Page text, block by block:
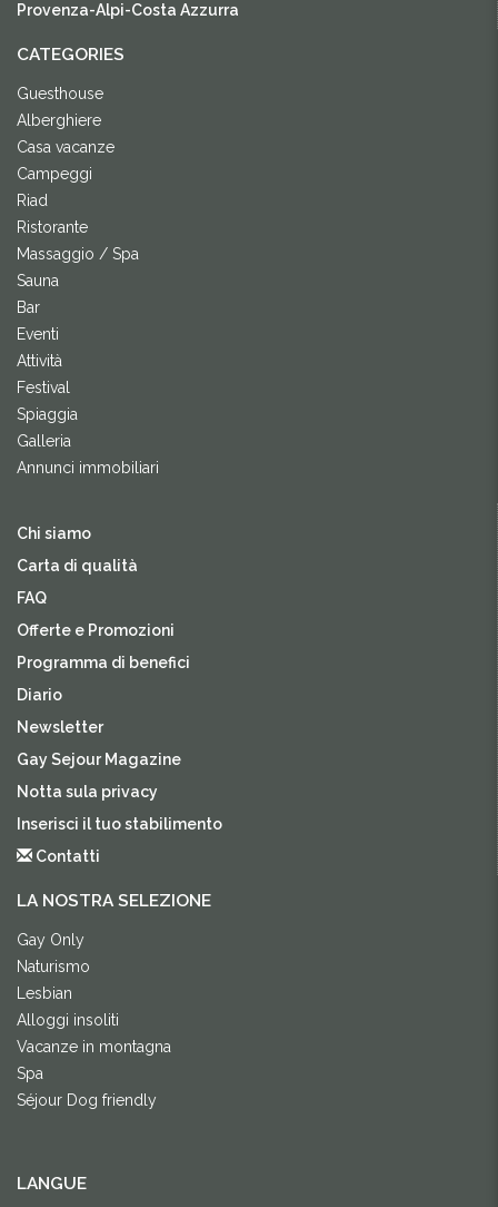
Provenza-Alpi-Costa Azzurra
CATEGORIES
Guesthouse
Alberghiere
Casa vacanze
Campeggi
Riad
Ristorante
Massaggio / Spa
Sauna
Bar
Eventi
Attività
Festival
Spiaggia
Galleria
Annunci immobiliari
Chi siamo
Carta di qualità
FAQ
Offerte e Promozioni
Programma di benefici
Diario
Newsletter
Gay Sejour Magazine
Notta sula privacy
Inserisci il tuo stabilimento
Contatti
LA NOSTRA SELEZIONE
Gay Only
Naturismo
Lesbian
Alloggi insoliti
Vacanze in montagna
Spa
Séjour Dog friendly
LANGUE